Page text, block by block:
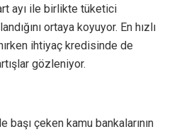
ayı ile birlikte tüketici
ortaya koyuyor. En hızlı
ihtiyaç kredisinde de
gözleniyor.
başı çeken kamu bankalarının